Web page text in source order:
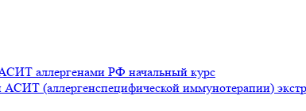
аллергенами РФ начальный курс
АСИТ (аллергенспецифической иммунотерапии)